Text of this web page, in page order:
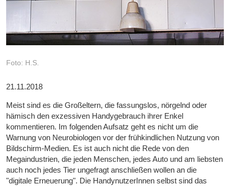
Foto: H.S.
21.11.2018
Meist sind es die Großeltern, die fassungslos, nörgelnd oder
hämisch den exzessiven Handygebrauch ihrer Enkel
kommentieren. Im folgenden Aufsatz geht es nicht um die
Warnung von Neurobiologen vor der frühkindlichen Nutzung von
Bildschirm-Medien. Es ist auch nicht die Rede von den
Megaindustrien, die jeden Menschen, jedes Auto und am liebsten
auch noch jedes Tier ungefragt anschließen wollen an die
"digitale Erneuerung". Die HandynutzerInnen selbst sind das